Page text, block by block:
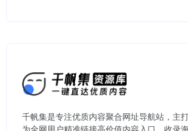
千帆集是专注优质内容聚合网址导航站，主
为全网用户精准链接高价值内容入口。​收录